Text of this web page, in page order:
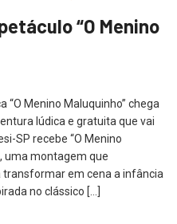
“O Menino
“O Menino Maluquinho” chega
lúdica e gratuita que vai
SP recebe “O Menino
uma montagem que
em cena a infância
no clássico […]